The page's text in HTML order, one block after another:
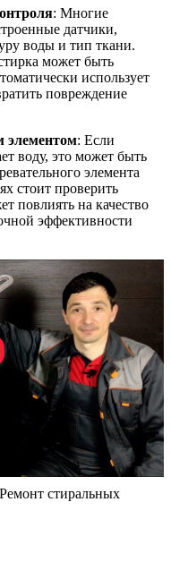
: Многие
датчики,
воды и тип ткани.
может быть
использует
повреждение
элементом: Если
воду, это может быть
элемента
стоит проверить
повлиять на качество
эффективности
стиральных